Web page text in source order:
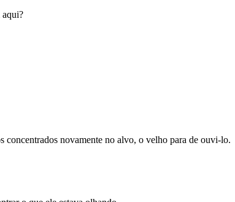
aqui?
novamente no alvo, o velho para de ouvi-lo.